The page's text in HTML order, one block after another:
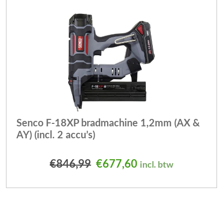
Senco F-18XP bradmachine 1,2mm (AX &
AY) (incl. 2 accu’s)
€846,99 Oorspronkelijke prijs
€677,60Huidige prijs is:
incl. btw